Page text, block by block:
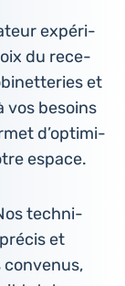
expé­ri­
du rece­
et
vos besoins
d’op­ti­mi­
espace.
tech­ni­
et